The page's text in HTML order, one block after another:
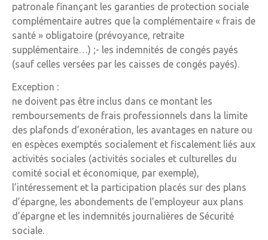
patronale finançant les garanties de protection sociale
complémentaire autres que la complémentaire « frais de
santé » obligatoire (prévoyance, retraite
supplémentaire…) ;- les indemnités de congés payés
(sauf celles versées par les caisses de congés payés).
Exception :
ne doivent pas être inclus dans ce montant les
remboursements de frais professionnels dans la limite
des plafonds d’exonération, les avantages en nature ou
en espèces exemptés socialement et fiscalement liés aux
activités sociales (activités sociales et culturelles du
comité social et économique, par exemple),
l’intéressement et la participation placés sur des plans
d’épargne, les abondements de l’employeur aux plans
d’épargne et les indemnités journalières de Sécurité
sociale.